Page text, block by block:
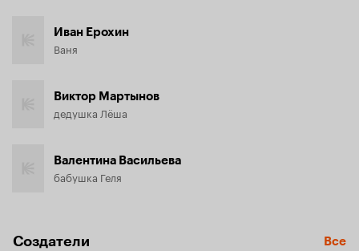
Иван Ерохин
Ваня
Виктор Мартынов
дедушка Лёша
Валентина Васильева
бабушка Геля
Создатели Все